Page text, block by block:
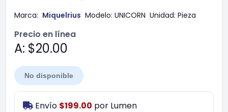
Marca: Miquelrius Modelo: UNICORN Unidad: Pieza
Precio en línea
A: $20.00
No disponible
Envío $199.00 por Lumen